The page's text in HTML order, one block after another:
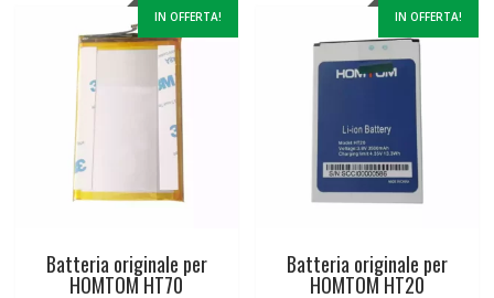
IN OFFERTA!
Batteria originale per
HOMTOM HT70
IN OFFERTA!
Batteria originale per
HOMTOM HT20